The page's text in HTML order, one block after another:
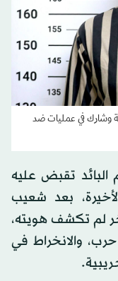
وشارك في عمليات ضد
تقبض عليه
الـ24 ساعة الأخيرة، بعد شعيب
‏لم تكشف هويته،
‏والانخراط في